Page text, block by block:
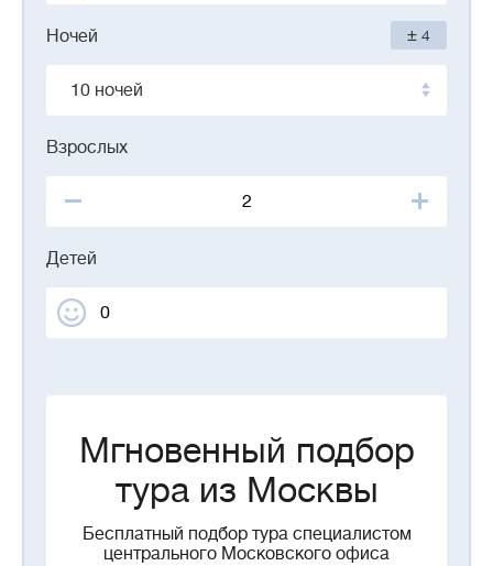
Ночей ± 4
10 ночей
Взрослых
Детей
Мгновенный подбор
тура из Москвы
Бесплатный подбор тура специалистом
центрального Московского офиса